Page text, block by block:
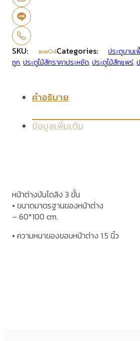
SKU: ww04Categories: ประตูบานเ
ถูก,ประตูไม้สักราคาประหยัด,ประตูไม้สักแพร่,
คำอธิบาย
ข้อมูลเพิ่มเติม
หน้าต่างบันไดลิง 3 ขั้น
• ขนาดมาตรฐานของหน้าต่าง
– 60*100 cm.
• ความหนาของขอบหน้าต่าง 1.5 นิ้ว